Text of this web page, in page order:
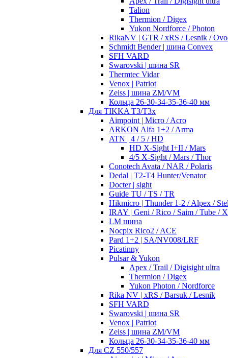
Talion
Thermion / Digex
Yukon Nordforce / Photon
RikaNV | GTR / xRS / Lesnik /
Schmidt Bender | шина Convex
SFH VARD
Swarovski | шина SR
Thermtec Vidar
Venox | Patriot
Zeiss | шина ZM/VM
Кольца 26-30-34-35-36-40 мм
Для TIKKA T3/T3x
Aimpoint | Micro / Acro
ARKON Alfa 1+2 / Arma
ATN | 4 / 5 / HD
HD X-Sight I+II / Mars
4/5 X-Sight / Mars / Thor
Conotech Avata / NAR / Polaris
Dedal | T2-T4 Hunter/Venator
Docter | sight
Guide TU / TS / TR
Hikmicro | Thunder 1-2 / Alpex /
IRAY | Geni / Rico / Saim / Tube /
LM шина
Nocpix Rico2 / ACE
Pard 1+2 | SA/NV008/LRF
Picatinny
Pulsar & Yukon
Apex / Trail / Digisight ultra
Thermion / Digex
Yukon Photon / Nordforce
Rika NV | xRS / Barsuk / Lesnik
SFH VARD
Swarovski | шина SR
Venox | Patriot
Zeiss | шина ZM/VM
Кольца 26-30-34-35-36-40 мм
Для CZ 550/557